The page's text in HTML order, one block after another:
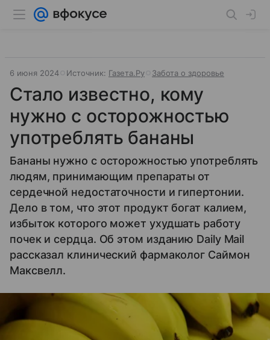
6 июня 2024 Источник: Газета.Ру Забота о здоровье
Стало известно, кому
нужно с осторожностью
употреблять бананы
Бананы нужно с осторожностью употреблять
людям, принимающим препараты от
сердечной недостаточности и гипертонии.
Дело в том, что этот продукт богат калием,
избыток которого может ухудшать работу
почек и сердца. Об этом изданию Daily Mail
рассказал клинический фармаколог Саймон
Максвелл.